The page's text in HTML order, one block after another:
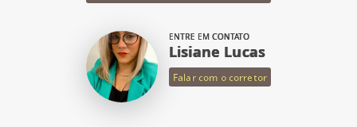
ENTRE EM CONTATO
Lisiane Lucas
Falar com o corretor